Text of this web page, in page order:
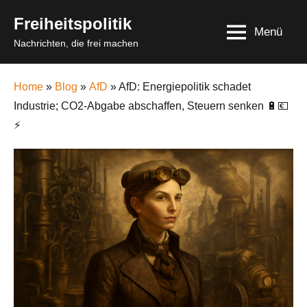
content
Freiheitspolitik
Nachrichten, die frei machen
Menü
Home » Blog » AfD » AfD: Energiepolitik schadet
Industrie; CO2-Abgabe abschaffen, Steuern senken 🔋💶
⚡